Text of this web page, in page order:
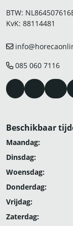
BTW:
KvK: 88114481
085 060 7116
Beschikbaar
Maandag:
Dinsdag:
Woensdag:
Donderdag:
Vrijdag:
Zaterdag: